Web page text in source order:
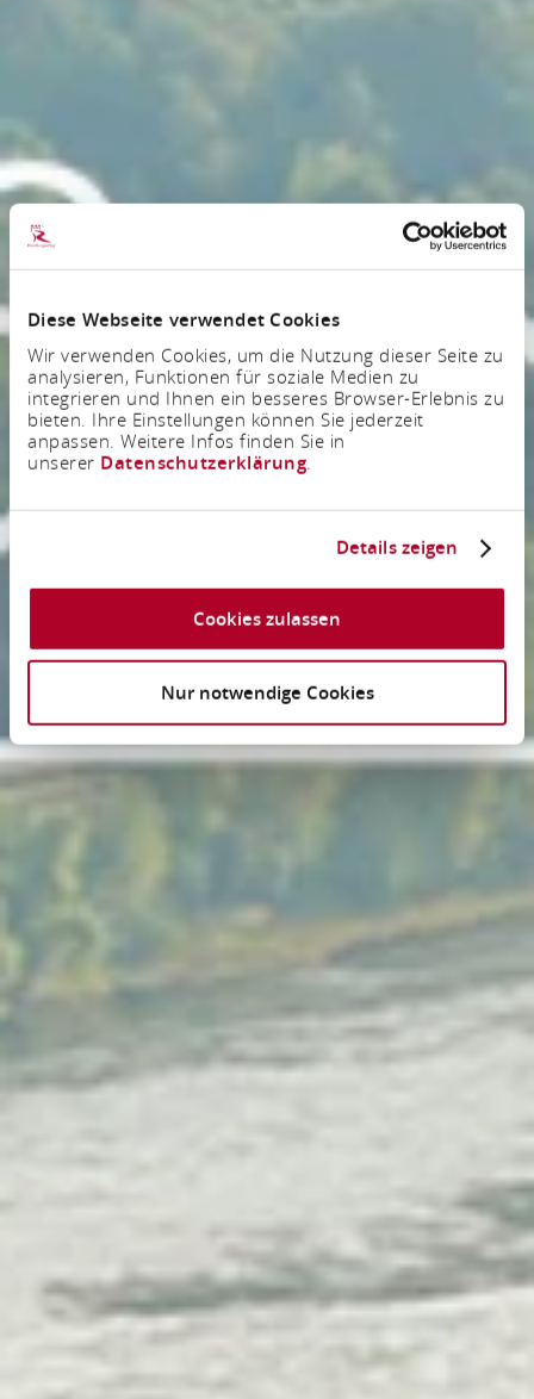
Diese Webseite verwendet Cookies
Wir verwenden Cookies, um die Nutzung dieser Seite zu
analysieren, Funktionen für soziale Medien zu
integrieren und Ihnen ein besseres Browser-Erlebnis zu
bieten. Ihre Einstellungen können Sie jederzeit
anpassen. Weitere Infos finden Sie in
unserer Datenschutzerklärung.
Details zeigen
Cookies zulassen
Nur notwendige Cookies